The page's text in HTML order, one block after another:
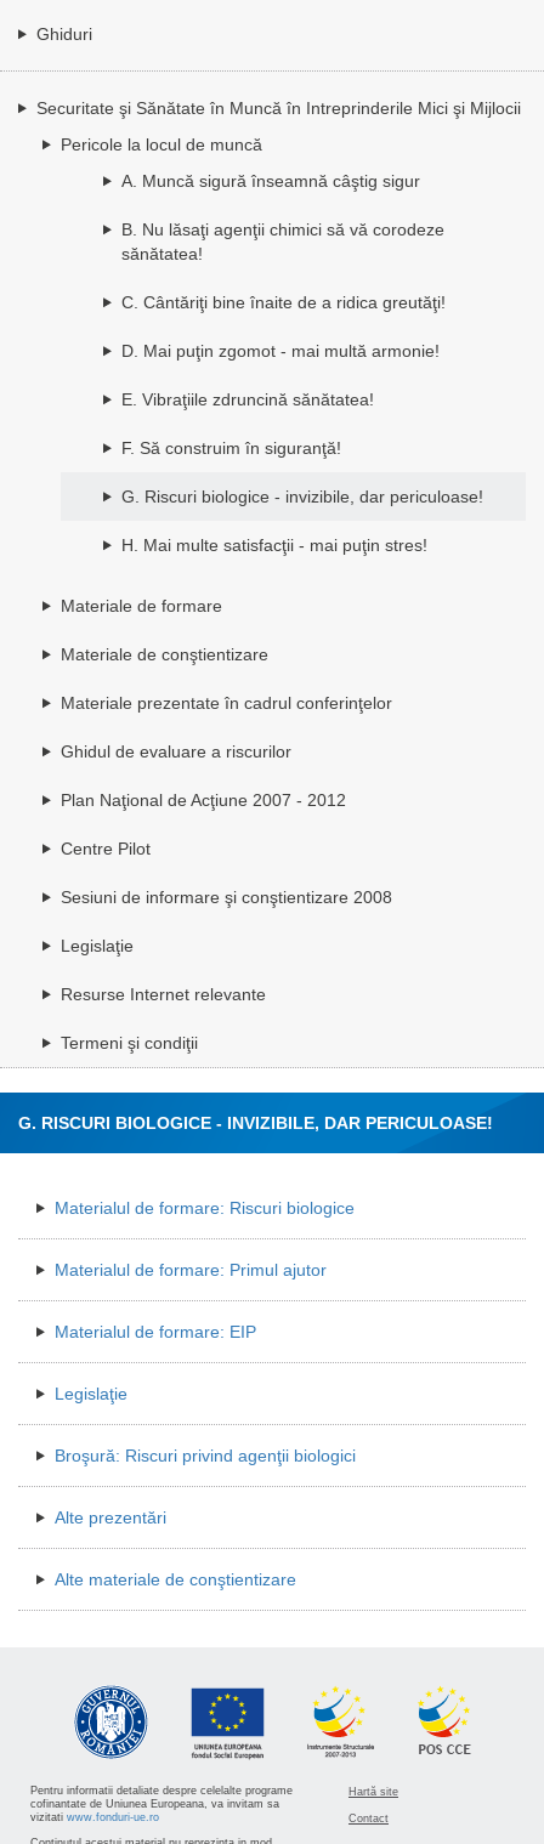
Ghiduri
Securitate şi Sănătate în Muncă în Intreprinderile Mici şi Mijlocii
Pericole la locul de muncă
A. Muncă sigură înseamnă câştig sigur
B. Nu lăsaţi agenţii chimici să vă corodeze
sănătatea!
C. Cântăriţi bine înaite de a ridica greutăţi!
D. Mai puţin zgomot - mai multă armonie!
E. Vibraţiile zdruncină sănătatea!
F. Să construim în siguranţă!
G. Riscuri biologice - invizibile, dar periculoase!
H. Mai multe satisfacţii - mai puţin stres!
Materiale de formare
Materiale de conştientizare
Materiale prezentate în cadrul conferinţelor
Ghidul de evaluare a riscurilor
Plan Naţional de Acţiune 2007 - 2012
Centre Pilot
Sesiuni de informare şi conştientizare 2008
Legislaţie
Resurse Internet relevante
Termeni şi condiţii
G. RISCURI BIOLOGICE - INVIZIBILE, DAR PERICULOASE!
Materialul de formare: Riscuri biologice
Materialul de formare: Primul ajutor
Materialul de formare: EIP
Legislaţie
Broşură: Riscuri privind agenţii biologici
Alte prezentări
Alte materiale de conştientizare
Pentru informatii detaliate despre celelalte programe
cofinantate de Uniunea Europeana, va invitam sa
vizitati www.fonduri-ue.ro
Hartă site
Contact